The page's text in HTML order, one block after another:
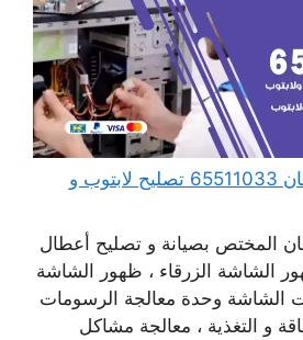
مهندس كمبيوتر صبحان 65511033 تصليح لابتوب و
المختص بصيانة و تصليح أعطال
الشاشة الزرقاء ، ظهور الشاشة
الشاشة وحدة معالجة الرسومات
و التغذية ، معالجة مشاكل